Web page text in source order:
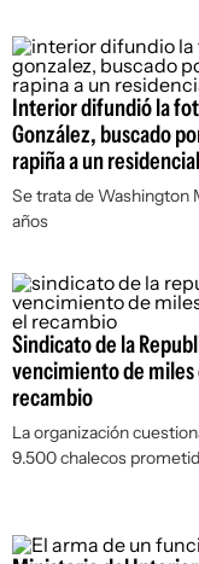
Interior difundió la
González, buscado
rapiña a un residencial
Se trata de Washington
años
Sindicato de la
vencimiento de miles
recambio
La organización
9.500 chalecos